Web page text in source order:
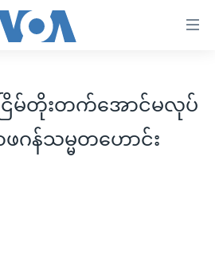
ြိမ်တိုးတက်အောင်မလုပ်
ဖဂန်သမ္မတဟောင်း